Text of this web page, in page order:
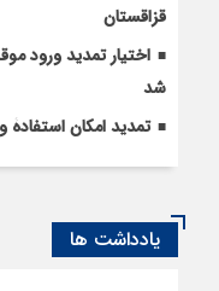
قزاقستان
اختیار تمدید ورود
شد
تمدید امکان استفادۀ
یادداشت ها